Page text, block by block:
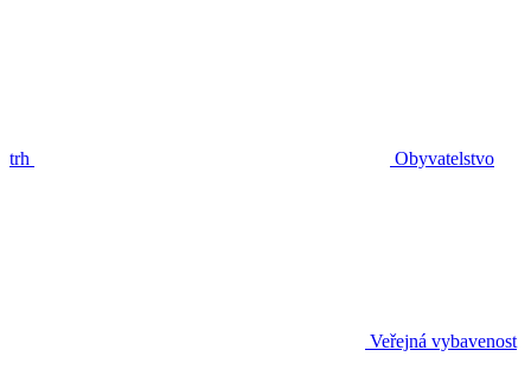
trh Obyvatelstvo
Veřejná vybavenost